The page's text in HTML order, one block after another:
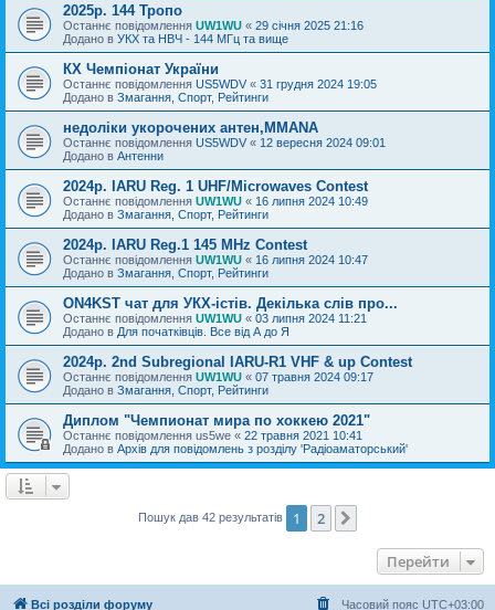
2025р. 144 Тропо
Останнє повідомлення UW1WU « 29 січня 2025 21:16
Додано в УКХ та НВЧ - 144 МГц та вище
КХ Чемпіонат України
Останнє повідомлення US5WDV « 31 грудня 2024 19:05
Додано в Змагання, Спорт, Рейтинги
недоліки укорочених антен,MMANA
Останнє повідомлення US5WDV « 12 вересня 2024 09:01
Додано в Антенни
2024р. IARU Reg. 1 UHF/Microwaves Contest
Останнє повідомлення UW1WU « 16 липня 2024 10:49
Додано в Змагання, Спорт, Рейтинги
2024р. IARU Reg.1 145 MHz Contest
Останнє повідомлення UW1WU « 16 липня 2024 10:47
Додано в Змагання, Спорт, Рейтинги
ON4KST чат для УКХ-істів. Декілька слів про...
Останнє повідомлення UW1WU « 03 липня 2024 11:21
Додано в Для початківців. Все від А до Я
2024р. 2nd Subregional IARU-R1 VHF & up Contest
Останнє повідомлення UW1WU « 07 травня 2024 09:17
Додано в Змагання, Спорт, Рейтинги
Диплом "Чемпионат мира по хоккею 2021"
Останнє повідомлення us5we « 22 травня 2021 10:41
Додано в Архів для повідомлень з розділу 'Радіоаматорський'
Пошук дав 42 результатів 1 2
Перейти
Всі розділи форуму Часовий пояс UTC+03:00